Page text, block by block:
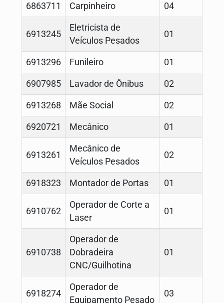
6863711 Carpinheiro 04
6913245
Eletricista de
Veículos Pesados
01
6913296 Funileiro 01
6907985 Lavador de Ônibus 02
6913268 Mãe Social 02
6920721 Mecânico 01
6913261
Mecânico de
Veículos Pesados
02
6918323 Montador de Portas 01
6910762
Operador de Corte a
Laser
01
6910738
Operador de
Dobradeira
CNC/Guilhotina
01
6918274
Operador de
Equipamento Pesado
03